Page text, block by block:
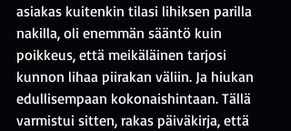
asiakas kuitenkin tilasi lihiksen parilla
nakilla, oli enemmän sääntö kuin
poikkeus, että meikäläinen tarjosi
kunnon lihaa piirakan väliin. Ja hiukan
edullisempaan kokonaishintaan. Tällä
varmistui sitten, rakas päiväkirja, että